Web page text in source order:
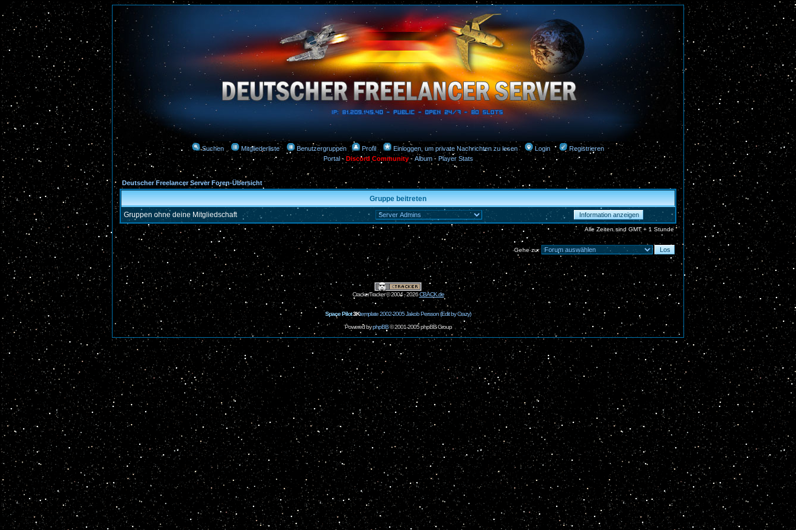
Suchen Mitgliederliste Benutzergruppen Profil Einloggen, um private Nachrichten zu lesen Login
Registrieren
Portal-Discord Community- Album- Player Stats
Deutscher Freelancer Server Foren-Übersicht
Gruppe beitreten
Gruppen ohne deine Mitgliedschaft
Alle Zeiten sind GMT + 1 Stunde
Gehe zu:
CrackerTracker © 2004 - 2026CBACK.de
Space Pilot3Ktemplate 2002-2005 Jakob Persson (Edit by Crazy)
Powered byphpBB© 2001-2005 phpBB Group